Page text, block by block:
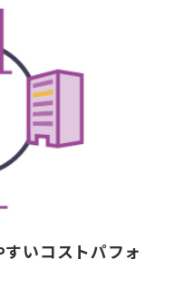
いコストパフォ